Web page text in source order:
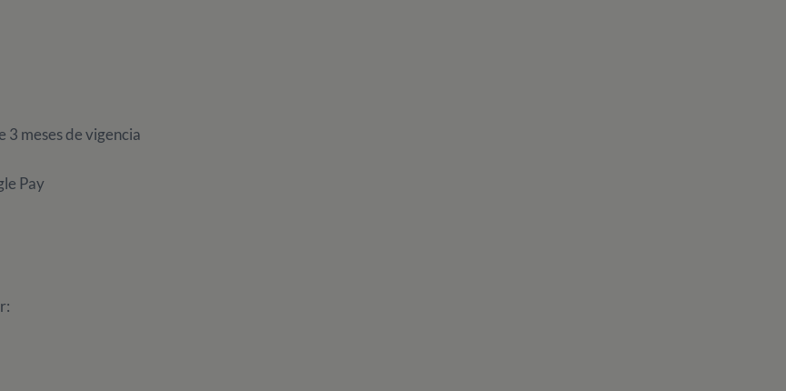
3 meses de vigencia
Pay